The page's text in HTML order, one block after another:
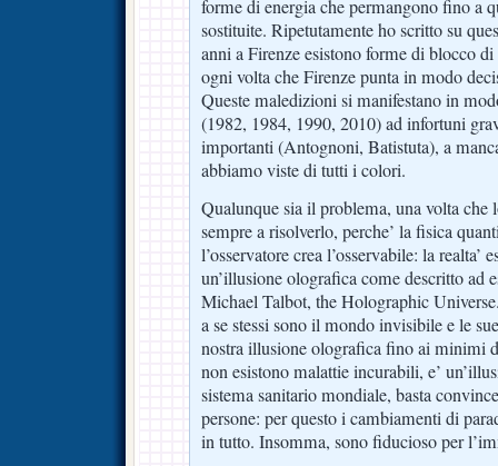
forme di energia che permangono fino a
sostituite. Ripetutamente ho scritto su
anni a Firenze esistono forme di blocco
ogni volta che Firenze punta in modo
Queste maledizioni si manifestano in
(1982, 1984, 1990, 2010) ad infortuni
importanti (Antognoni, Batistuta), a
abbiamo viste di tutti i colori.
Qualunque sia il problema, una volta che
sempre a risolverlo, perche’ la fisica
l’osservatore crea l’osservabile: la realta’
un’illusione olografica come descritto ad
Michael Talbot, the Holographic
a se stessi sono il mondo invisibile e le
nostra illusione olografica fino ai minimi
non esistono malattie incurabili, e’
sistema sanitario mondiale, basta
persone: per questo i cambiamenti di
in tutto. Insomma, sono fiducioso per